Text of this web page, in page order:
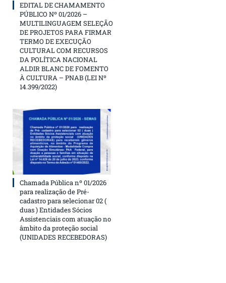
EDITAL DE CHAMAMENTO
PÚBLICO Nº 01/2026 –
MULTILINGUAGEM SELEÇÃO
DE PROJETOS PARA FIRMAR
TERMO DE EXECUÇÃO
CULTURAL COM RECURSOS
DA POLÍTICA NACIONAL
ALDIR BLANC DE FOMENTO
À CULTURA – PNAB (LEI Nº
14.399/2022)
Chamada Pública nº 01/2026
para realização de Pré-
cadastro para selecionar 02 (
duas ) Entidades Sócios
Assistenciais com atuação no
âmbito da proteção social
(UNIDADES RECEBEDORAS)